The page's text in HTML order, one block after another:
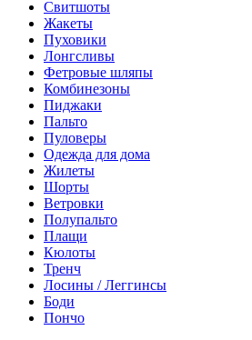
Свитшоты
Жакеты
Пуховики
Лонгсливы
Фетровые шляпы
Комбинезоны
Пиджаки
Пальто
Пуловеры
Одежда для дома
Жилеты
Шорты
Ветровки
Полупальто
Плащи
Кюлоты
Тренч
Лосины / Леггинсы
Боди
Пончо